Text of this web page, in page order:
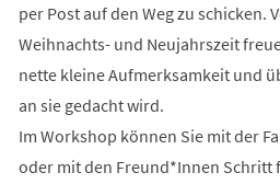
per Post auf den Weg zu schicken.
Weihnachts- und Neujahrszeit
nette kleine Aufmerksamkeit und
an sie gedacht wird.
Im Workshop können Sie mit der
oder mit den Freund*Innen